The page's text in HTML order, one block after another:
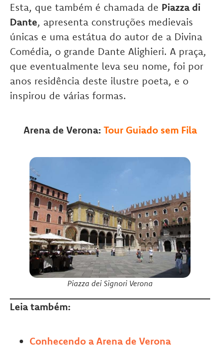
Esta, que também é chamada de Piazza di
Dante, apresenta construções medievais
únicas e uma estátua do autor de a Divina
Comédia, o grande Dante Alighieri. A praça,
que eventualmente leva seu nome, foi por
anos residência deste ilustre poeta, e o
inspirou de várias formas.
Arena de Verona: Tour Guiado sem Fila
Piazza dei Signori Verona
Leia também:
Conhecendo a Arena de Verona